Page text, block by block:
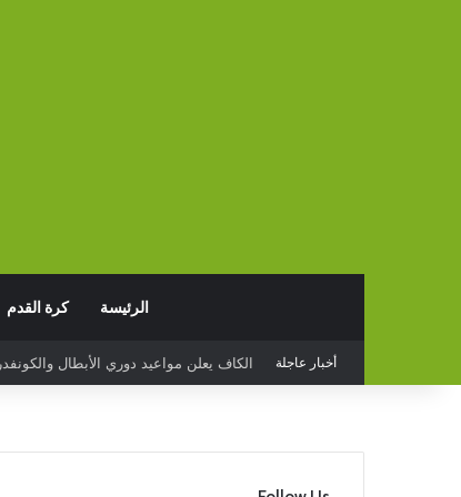
الرئيسة كرة القدم
أخبار عاجلة البدع يخسر أمام قيصري سبور التركي وديا